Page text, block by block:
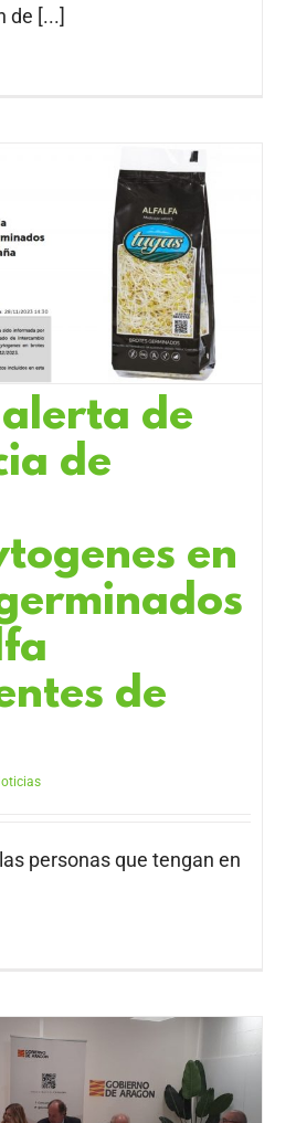
de [...]
alerta de
de
en
de
personas que tengan en